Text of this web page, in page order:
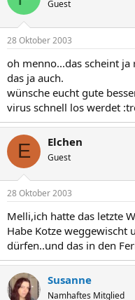
Guest
28 Oktober 2003
oh menno...das scheint
das ja auch.
wünsche eucht gute
virus schnell los werdet
E Elchen
Guest
28 Oktober 2003
Melli,ich hatte das letzte
Habe Kotze weggewischt
dürfen..und das in den
Susanne
Namhaftes Mitglied